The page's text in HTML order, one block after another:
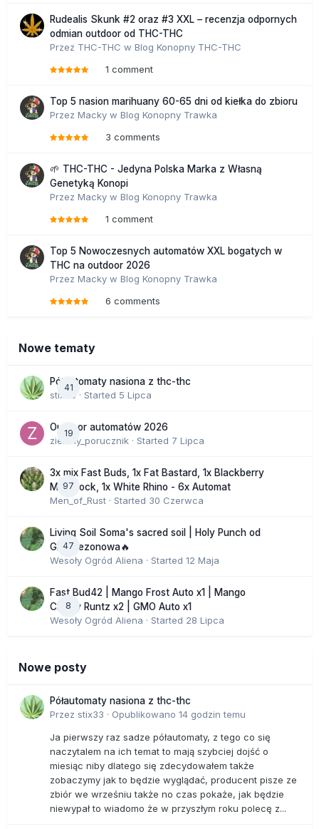
Rudealis Skunk #2 oraz #3 XXL – recenzja odpornych
odmian outdoor od THC-THC
Przez THC-THC w Blog Konopny THC-THC
1 comment
Top 5 nasion marihuany 60-65 dni od kiełka do zbioru
Przez Macky w Blog Konopny Trawka
3 comments
🌱 THC-THC - Jedyna Polska Marka z Własną
Genetyką Konopi
Przez Macky w Blog Konopny Trawka
1 comment
Top 5 Nowoczesnych automatów XXL bogatych w
THC na outdoor 2026
Przez Macky w Blog Konopny Trawka
6 comments
Nowe tematy
41
Półautomaty nasiona z thc-thc
stix33 · Started 5 Lipca
19
Outdoor automatów 2026
zielony_porucznik · Started 7 Lipca
97
3x mix Fast Buds, 1x Fat Bastard, 1x Blackberry
Moonrock, 1x White Rhino - 6x Automat
Men_of_Rust · Started 30 Czerwca
47
Living Soil Soma's sacred soil | Holy Punch od
GHS sezonowa🔥
Wesoły Ogród Aliena · Started 12 Maja
8
Fast Bud42 | Mango Frost Auto x1 | Mango
Cherry Runtz x2 | GMO Auto x1
Wesoły Ogród Aliena · Started 28 Lipca
Nowe posty
Półautomaty nasiona z thc-thc
Przez stix33 · Opublikowano 14 godzin temu
Ja pierwszy raz sadze półautomaty, z tego co się
naczytalem na ich temat to mają szybciej dojść o
miesiąc niby dlatego się zdecydowałem także
zobaczymy jak to będzie wyglądać, producent pisze ze
zbiór we wrześniu także no czas pokaże, jak będzie
niewypał to wiadomo że w przyszłym roku polecę z...